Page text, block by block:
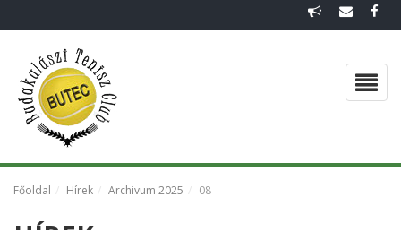
Főoldal Hírek Archivum 2025 08
EGYESÜLETI DOKUMENTUMOK
CSAPATOK 2026
VISSZAEMLÉKEZÉS